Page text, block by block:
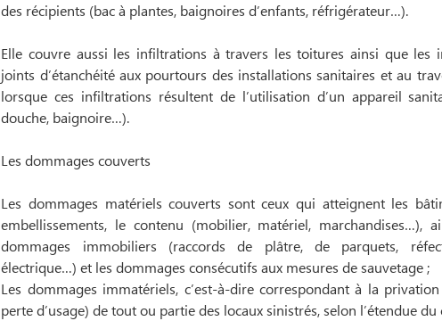
des récipients (bac à plantes, baignoires d’enfants, réfrigérateur…).
Elle couvre aussi les infiltrations à travers les toitures ainsi que les
joints d’étanchéité aux pourtours des installations sanitaires et au
lorsque ces infiltrations résultent de l’utilisation d’un appareil
douche, baignoire…).
Les dommages couverts
Les dommages matériels couverts sont ceux qui atteignent les
embellissements, le contenu (mobilier, matériel, marchandises…),
dommages immobiliers (raccords de plâtre, de parquets,
électrique…) et les dommages consécutifs aux mesures de sauvetage ;
Les dommages immatériels, c’est-à-dire correspondant à la
perte d’usage) de tout ou partie des locaux sinistrés, selon l’étendue du